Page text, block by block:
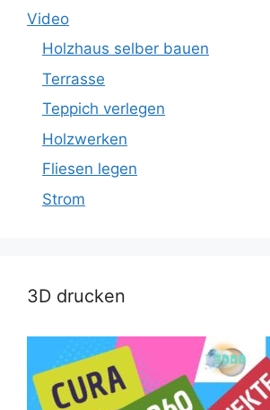
Video
Holzhaus selber bauen
Terrasse
Teppich verlegen
Holzwerken
Fliesen legen
Strom
3D drucken